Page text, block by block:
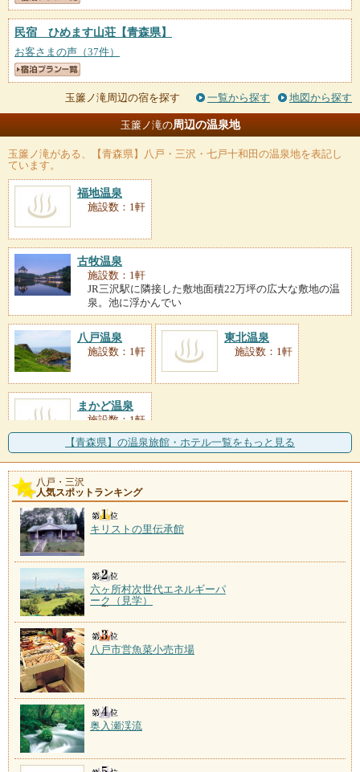
民宿 ひめます山荘 【青森県】
お客さまの声（37件）
玉簾ノ滝周辺の宿を探す 一覧から探す 地図から探す
玉簾ノ滝の周辺の温泉地
玉簾ノ滝がある、【青森県】八戸・三沢・七戸十和田の温泉地を表記し
ています。
福地温泉
施設数：1軒
古牧温泉
施設数：1軒
JR三沢駅に隣接した敷地面積22万坪の広大な敷地の温
泉。池に浮かんでい
八戸温泉
施設数：1軒
東北温泉
施設数：1軒
まかど温泉
施設数：1軒
【青森県】の温泉旅館・ホテル一覧をもっと見る
八戸・三沢
人気スポットランキング
キリストの里伝承館
六ヶ所村次世代エネルギーパ
ーク（見学）
八戸市営魚菜小売市場
奥入瀬渓流